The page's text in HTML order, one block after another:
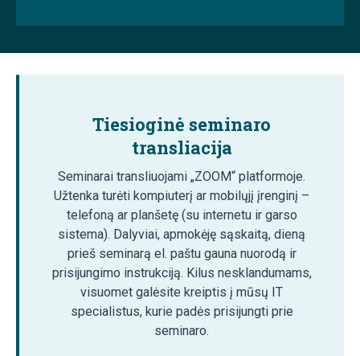
Tiesioginė seminaro
transliacija
Seminarai transliuojami „ZOOM“ platformoje.
Užtenka turėti kompiuterį ar mobilųjį įrenginį –
telefoną ar planšetę (su internetu ir garso
sistema). Dalyviai, apmokėję sąskaitą, dieną
prieš seminarą el. paštu gauna nuorodą ir
prisijungimo instrukciją. Kilus nesklandumams,
visuomet galėsite kreiptis į mūsų IT
specialistus, kurie padės prisijungti prie
seminaro.